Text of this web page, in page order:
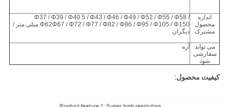
اندازه
محصول
مشترک
Φ37 / Φ39 / Φ40.5 / Φ43 / Φ46 / Φ49 / Φ52 / Φ55 / Φ58 /
Φ62Φ67 / Φ72 / Φ77 / Φ82 / Φ86 / Φ95 / Φ105 / Φ150 میلی متر /
دیگران
می تواند
سفارشی
شود
آره
کیفیت محصول: